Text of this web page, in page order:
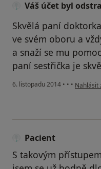
Váš účet byl
Skvělá paní
ve svém oboru a
a snaží se mu
paní sestřička je
6. listopadu 2014 • • • podle
Nahlásit
Pacient
S takovým